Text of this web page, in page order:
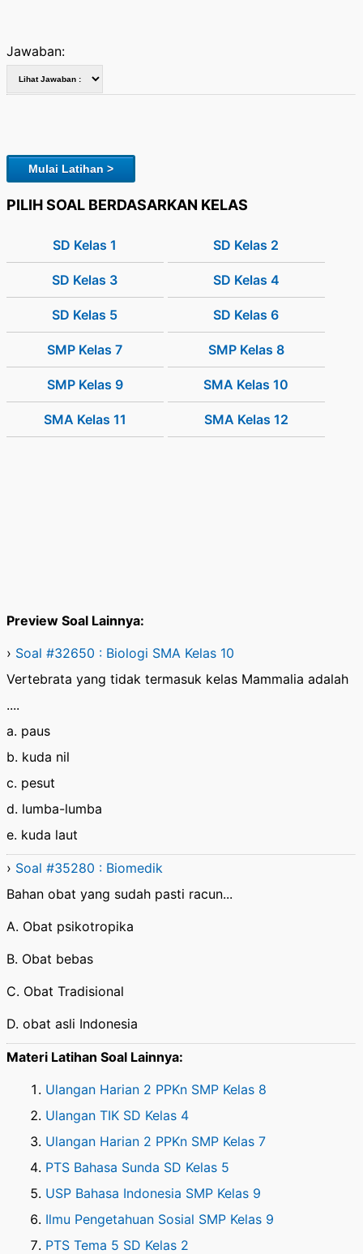
Jawaban:
Mulai Latihan >
PILIH SOAL BERDASARKAN KELAS
SD Kelas 1 SD Kelas 2
SD Kelas 3 SD Kelas 4
SD Kelas 5 SD Kelas 6
SMP Kelas 7 SMP Kelas 8
SMP Kelas 9 SMA Kelas 10
SMA Kelas 11 SMA Kelas 12
Preview Soal Lainnya:
› Soal #32650 : Biologi SMA Kelas 10
Vertebrata yang tidak termasuk kelas Mammalia adalah
....
a. paus
b. kuda nil
c. pesut
d. lumba-lumba
e. kuda laut
› Soal #35280 : Biomedik
Bahan obat yang sudah pasti racun...
A. Obat psikotropika
B. Obat bebas
C. Obat Tradisional
D. obat asli Indonesia
Materi Latihan Soal Lainnya:
Ulangan Harian 2 PPKn SMP Kelas 8
Ulangan TIK SD Kelas 4
Ulangan Harian 2 PPKn SMP Kelas 7
PTS Bahasa Sunda SD Kelas 5
USP Bahasa Indonesia SMP Kelas 9
Ilmu Pengetahuan Sosial SMP Kelas 9
PTS Tema 5 SD Kelas 2